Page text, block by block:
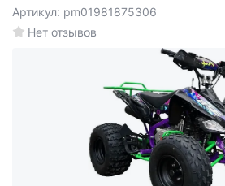
Нет отзывов
Артикул: pm01981875306